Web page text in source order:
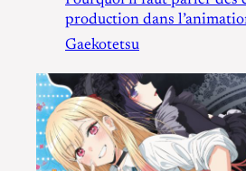
production dans
Gaekotetsu